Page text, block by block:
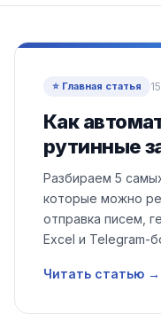
⭐ Главная статья
Как
рутинные
Разбираем 5
которые можно
отправка писем,
Excel и Telegram-
Читать статью →